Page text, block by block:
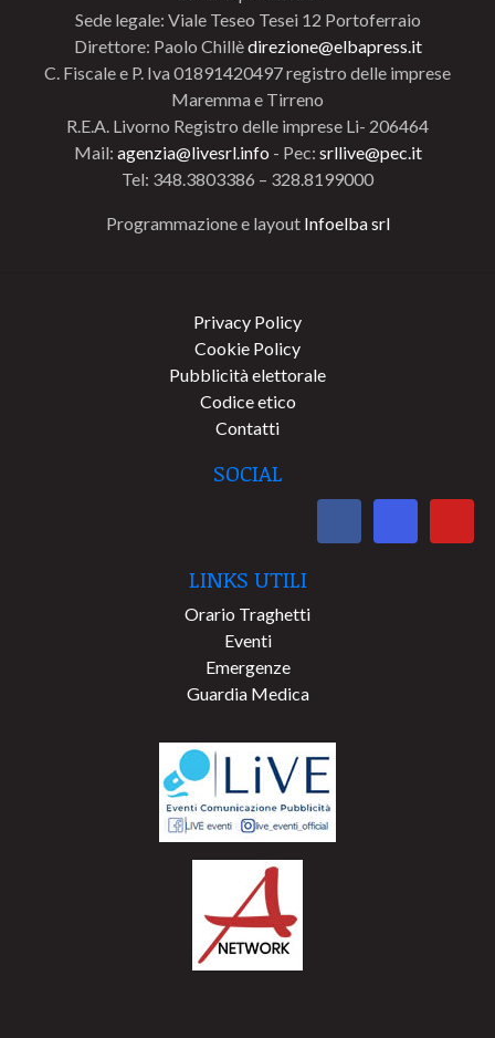
Sede legale: Viale Teseo Tesei 12 Portoferraio
Direttore: Paolo Chillèdirezione@elbapress.it
C. Fiscale e P. Iva 01891420497 registro delle imprese
Maremma e Tirreno
R.E.A. Livorno Registro delle imprese Li- 206464
Mail: agenzia@livesrl.info - Pec: srllive@pec.it
Tel: 348.3803386 – 328.8199000
Programmazione e layout Infoelba srl
Privacy Policy
Cookie Policy
Pubblicità elettorale
Codice etico
Contatti
SOCIAL
LINKS UTILI
Orario Traghetti
Eventi
Emergenze
Guardia Medica